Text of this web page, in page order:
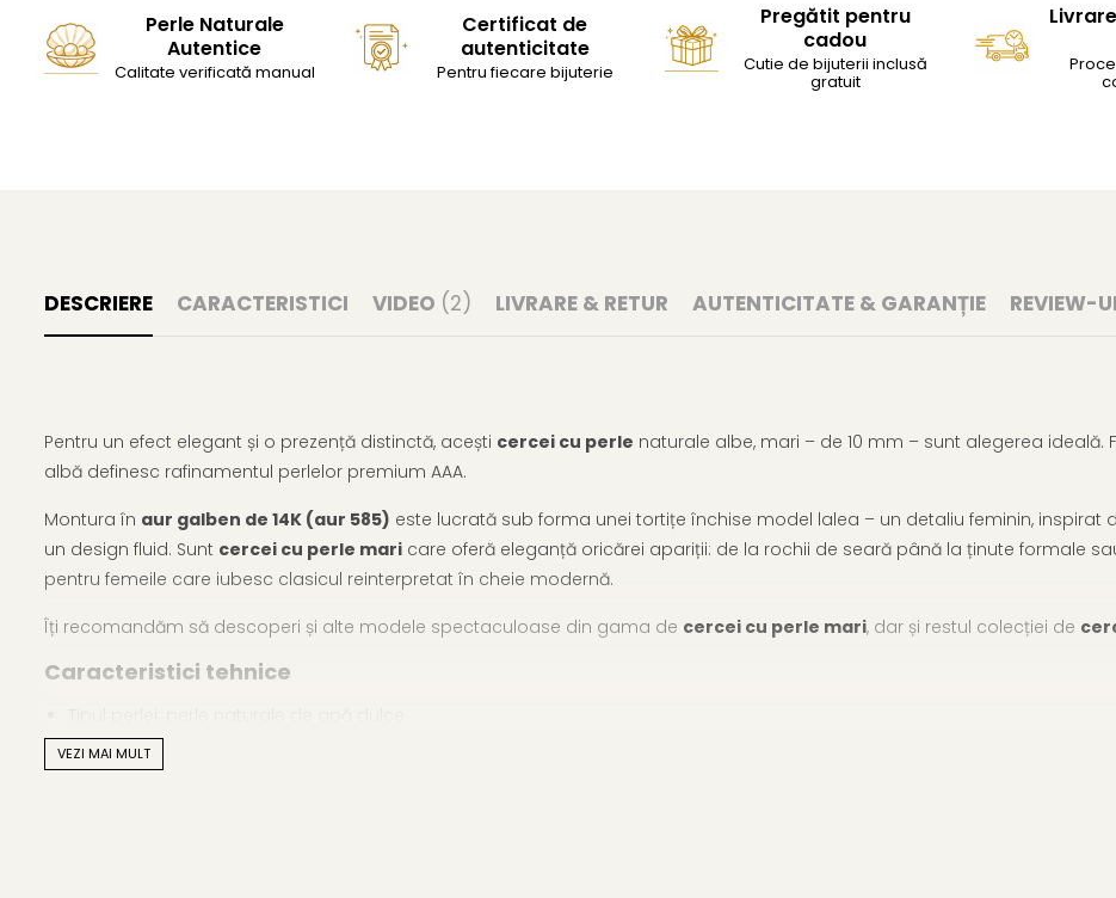
Perle Naturale
Autentice
Calitate verificată manual
Certificat de
autenticitate
Pentru fiecare bijuterie
Pregătit pentru
cadou
Cutie de bijuterii inclusă
gratuit
DESCRIERE CARACTERISTICI VIDEO (2) LIVRARE & RETUR AUTENTICITATE & GARANȚIE REVIEW-
Pentru un efect elegant și o prezență distinctă, acești cercei cu perle naturale albe, mari – de 10 mm – sunt alegerea
albă definesc rafinamentul perlelor premium AAA.
Montura în aur galben de 14K (aur 585) este lucrată sub forma unei tortițe închise model lalea – un detaliu feminin, inspirat
un design fluid. Sunt cercei cu perle mari care oferă eleganță oricărei apariții: de la rochii de seară până la ținute formale
pentru femeile care iubesc clasicul reinterpretat în cheie modernă.
Îți recomandăm să descoperi și alte modele spectaculoase din gama de cercei cu perle mari, dar și restul colecției de
Caracteristici tehnice
Calitate perle: AAA
VEZI MAI MULT